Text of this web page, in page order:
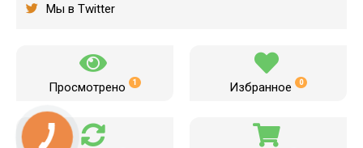
Мы в Twitter
Просмотрено 1 Избранное 0